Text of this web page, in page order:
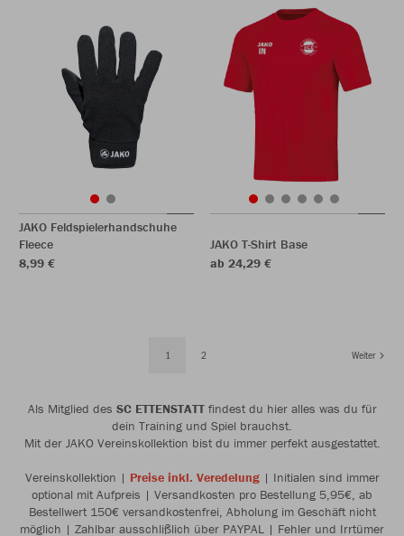
JAKO Feldspielerhandschuhe
Fleece
8,99 €
JAKO T-Shirt Base
ab 24,29 €
1 2 Weiter
Als Mitglied des SC ETTENSTATTfindest du hier alles was du für
dein Training und Spiel brauchst.
Mit der JAKO Vereinskollektion bist du immer perfekt ausgestattet.
Vereinskollektion | Preise inkl. Veredelung| Initialen sind immer
optional mit Aufpreis | Versandkosten pro Bestellung 5,95€, ab
Bestellwert 150€ versandkostenfrei, Abholung im Geschäft nicht
möglich | Zahlbar ausschlißlich über PAYPAL | Fehler und Irrtümer